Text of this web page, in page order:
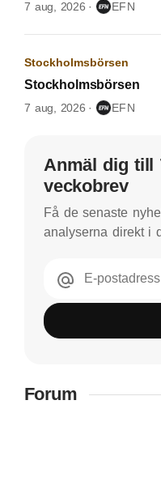
7 aug, 2026 EFN
Stockholmsbörsen
Stockholmsbörsen
7 aug, 2026 EFN
Anmäl dig till
veckobrev
Få de senaste
analyserna direkt i
E-postadress
Forum